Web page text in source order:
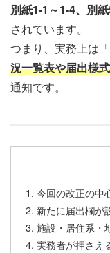
別紙1-1～1-4、別
されています。
つまり、実務上は
況一覧表や届出様
通知です。
今回の改正の中
新たに届出欄が
施設・居住系・
実務者が押さえ